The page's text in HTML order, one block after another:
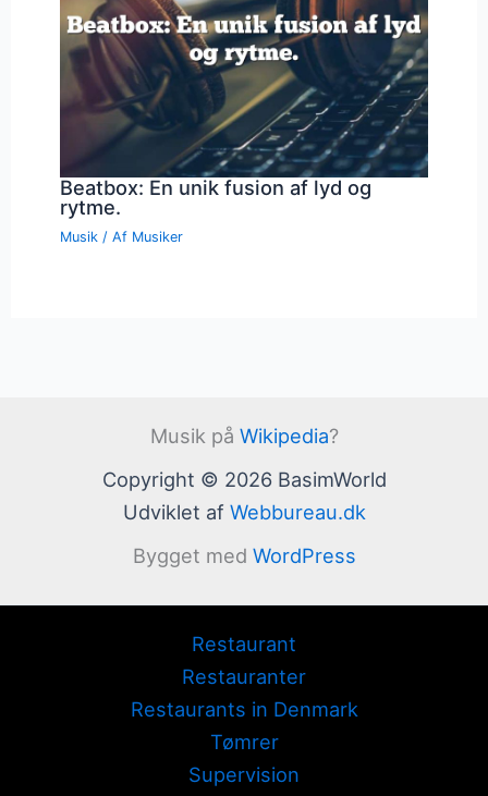
Beatbox: En unik fusion af lyd og
rytme.
Musik / Af Musiker
Musik på Wikipedia?
Copyright © 2026 BasimWorld
Udviklet af Webbureau.dk
Bygget med WordPress
Restaurant
Restauranter
Restaurants in Denmark
Tømrer
Supervision